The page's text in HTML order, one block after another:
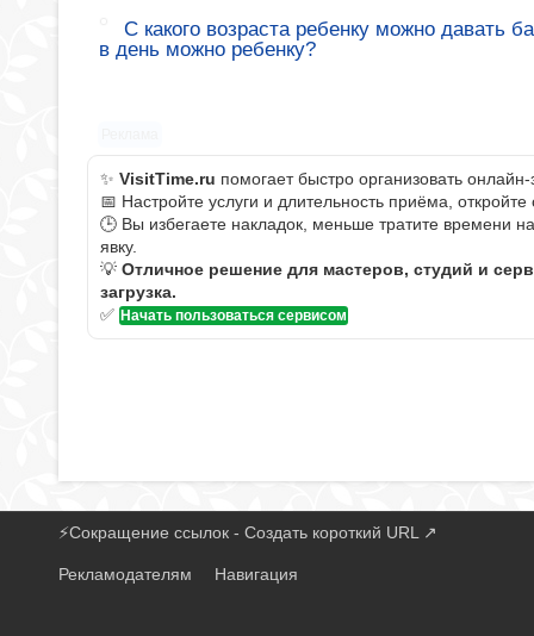
С какого возраста ребенку можно давать
в день можно ребенку?
✨ VisitTime.ru помогает быстро организовать
📅 Настройте услуги и длительность приёма,
🕒 Вы избегаете накладок, меньше тратите времени
явку.
💡 Отличное решение для мастеров, студий и
загрузка.
✅ Начать пользоваться сервисом
⚡Сокращение ссылок - Создать короткий URL ↗
Рекламодателям Навигация